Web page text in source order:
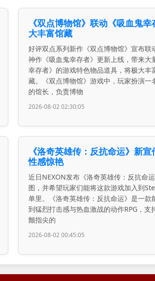
《双点博物馆》联动《吸血鬼
大丰富馆藏
好评双点系列新作《双点博物馆》宣布联
神作《吸血鬼幸存者》更新上线，带来大
幸存者》的游戏特色物品道具，将极大丰
藏。《双点博物馆》游戏中，玩家扮演一
的馆长，负责博物
2026-08-02 02:30:05
《洛奇英雄传：反抗命运》新
性感惊艳
近日NEXON发布《洛奇英雄传：反抗命
图，并希望玩家们能将这款游戏加入到
单里。《洛奇英雄传：反抗命运》是一款
到猛烈打击感与热血激战的动作RPG，支
颤指尖的
2026-08-02 00:45:05